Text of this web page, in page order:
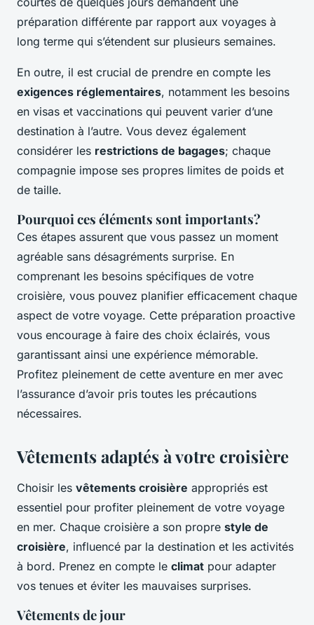
préparation différente par rapport aux voyages à
long terme qui s’étendent sur plusieurs semaines.
En outre, il est crucial de prendre en compte les
exigences réglementaires, notamment les besoins
en visas et vaccinations qui peuvent varier d’une
destination à l’autre. Vous devez également
considérer les restrictions de bagages; chaque
compagnie impose ses propres limites de poids et
de taille.
Pourquoi ces éléments sont importants?
Ces étapes assurent que vous passez un moment
agréable sans désagréments surprise. En
comprenant les besoins spécifiques de votre
croisière, vous pouvez planifier efficacement chaque
aspect de votre voyage. Cette préparation proactive
vous encourage à faire des choix éclairés, vous
garantissant ainsi une expérience mémorable.
Profitez pleinement de cette aventure en mer avec
l’assurance d’avoir pris toutes les précautions
nécessaires.
Vêtements adaptés à votre croisière
Choisir les vêtements croisière appropriés est
essentiel pour profiter pleinement de votre voyage
en mer. Chaque croisière a son propre style de
croisière, influencé par la destination et les activités
à bord. Prenez en compte le climat pour adapter
vos tenues et éviter les mauvaises surprises.
Vêtements de jour